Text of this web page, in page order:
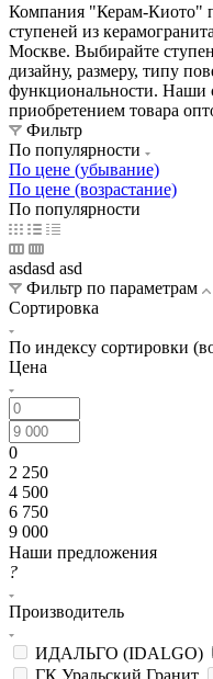
Слоновая кость Тёмно-
Тёмно-серый Тёмный
Компания "Керам-Киото"
ступеней из
Москве. Выбирайте
дизайну, размеру, типу
функциональности. Наши
приобретением товара
Фильтр
По популярности
По цене (убывание)
По цене (возрастание)
По популярности
asdasd asd
Фильтр по параметрам
Сортировка
По индексу сортировки
Цена
0
2 250
4 500
6 750
9 000
Наши предложения
?
Производитель
ИДАЛЬГО (IDALGO)
ГК Уральский Гранит